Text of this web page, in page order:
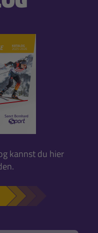
kannst du hier